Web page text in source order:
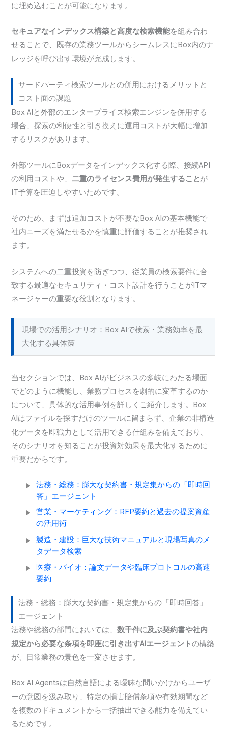
に埋め込むことが可能になります。
セキュアなインデックス構築と高度な検索機能を組み合わ
せることで、既存の業務ツールからシームレスにBox内のナ
レッジを呼び出す環境が完成します。
サードパーティ検索ツールとの併用におけるメリットと
コスト面の課題
Box AIと外部のエンタープライズ検索エンジンを併用する
場合、探索の利便性と引き換えに運用コストが大幅に増加
するリスクがあります。
外部ツールにBoxデータをインデックス化する際、接続API
の利用コストや、二重のライセンス費用が発生することが
IT予算を圧迫しやすいためです。
そのため、まずは追加コストが不要なBox AIの基本機能で
社内ニーズを満たせるかを慎重に評価することが推奨され
ます。
システムへの二重投資を防ぎつつ、従業員の検索要件に合
致する最適なセキュリティ・コスト設計を行うことがITマ
ネージャーの重要な役割となります。
現場での活用シナリオ：Box AIで検索・業務効率を最
大化する具体策
当セクションでは、Box AIがビジネスの多岐にわたる場面
でどのように機能し、業務プロセスを劇的に変革するのか
について、具体的な活用事例を詳しくご紹介します。Box
AIはファイルを探すだけのツールに留まらず、企業の非構造
化データを即戦力として活用できる仕組みを備えており、
そのシナリオを知ることが投資対効果を最大化するために
重要だからです。
法務・総務：膨大な契約書・規定集からの「即時回
答」エージェント
営業・マーケティング：RFP要約と過去の提案資産
の活用術
製造・建設：巨大な技術マニュアルと現場写真のメ
タデータ検索
医療・バイオ：論文データや臨床プロトコルの高速
要約
法務・総務：膨大な契約書・規定集からの「即時回答」
エージェント
法務や総務の部門においては、数千件に及ぶ契約書や社内
規定から必要な条項を即座に引き出すAIエージェントの構築
が、日常業務の景色を一変させます。
Box AI Agentsは自然言語による曖昧な問いかけからユーザ
ーの意図を汲み取り、特定の損害賠償条項や有効期間など
を複数のドキュメントから一括抽出できる能力を備えてい
るためです。